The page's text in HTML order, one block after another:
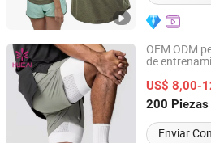
OEM ODM
de
ejercicio
Gimnasio
US$ 8,00-
200 Piezas
Enviar
Dongguan Humen Hucai Garment
Guangdong, China